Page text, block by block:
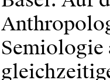
Semiologie